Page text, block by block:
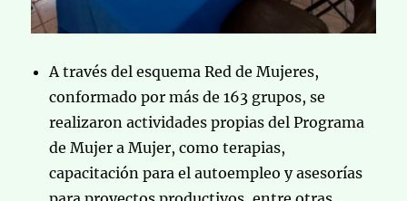
A través del esquema Red de Mujeres,
conformado por más de 163 grupos, se
realizaron actividades propias del Programa
de Mujer a Mujer, como terapias,
capacitación para el autoempleo y asesorías